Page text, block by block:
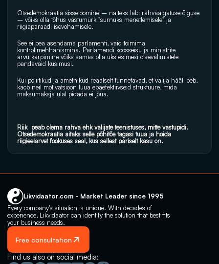
Otsedemokraatia sissetoomine – näiteks läbi rahvaalgatuse õiguse
– võiks olla tõhus vastumürk "surnuks menetlemisele" ja
riigiaparaadi isevohamisele.
See ei pea asendama parlamenti, vaid toimima
kontrollmehhanismina. Parlamendi koosseisu ja ministrite
arvu kärpimine võiks samas olla üks esimesi otsevalimistele
pandavaid küsimusi.
Kui poliitikud ja ametnikud reaalselt tunnetavad, et valija hääl loeb,
kaob neil motivatsioon luua ebaefektiivseid struktuure, mida
maksumaksja ülal pidada ei jõua.
Riik  peab olema rahva ehk valijate teenistuses, mitte vastupidi.
Otsedemokraatia aitaks selle põhitõe tagasi tuua ja hoida
riigieelarvet fookuses seal, kus sellest päriselt kasu on.
Likvidaator.com - Market Leader since 1995
Every company’s situation is unique. With decades of
experience, Likvidaator can identify the solution that best fits
your business needs.
Free consultation
Find us also on social media: